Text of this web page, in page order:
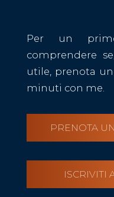
Per un
comprendere
utile, prenota
minuti con me.
PRENOTA
ISCRIVITI